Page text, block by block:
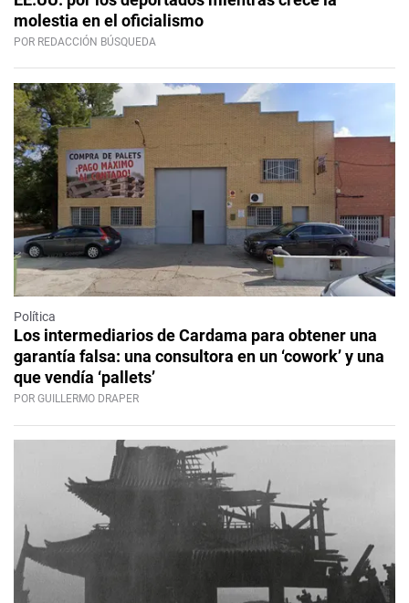
molestia en el oficialismo
POR REDACCIÓN BÚSQUEDA
Política
Los intermediarios de Cardama para obtener una
garantía falsa: una consultora en un ‘cowork’ y una
que vendía ‘pallets’
POR GUILLERMO DRAPER